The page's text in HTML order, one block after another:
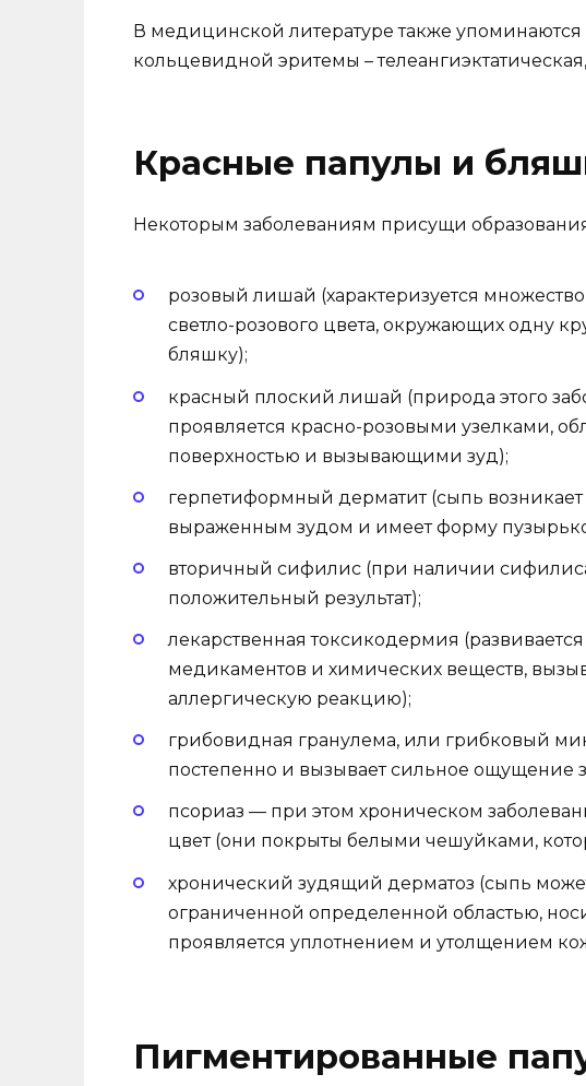
В медицинской литературе также
кольцевидной эритемы –
Красные папулы и
Некоторым заболеваниям присущи образования
розовый лишай (характеризуется
светло-розового цвета, окружающих одну
бляшку);
красный плоский лишай (природа этого
проявляется красно-розовыми узелками,
поверхностью и вызывающими зуд);
герпетиформный дерматит (сыпь возникает
выраженным зудом и имеет форму
вторичный сифилис (при наличии
положительный результат);
лекарственная токсикодермия
медикаментов и химических веществ,
аллергическую реакцию);
грибовидная гранулема, или грибковый
постепенно и вызывает сильное ощущение
псориаз — при этом хроническом
цвет (они покрыты белыми чешуйками,
хронический зудящий дерматоз (сыпь
ограниченной определенной областью,
проявляется уплотнением и утолщением
Пигментированные